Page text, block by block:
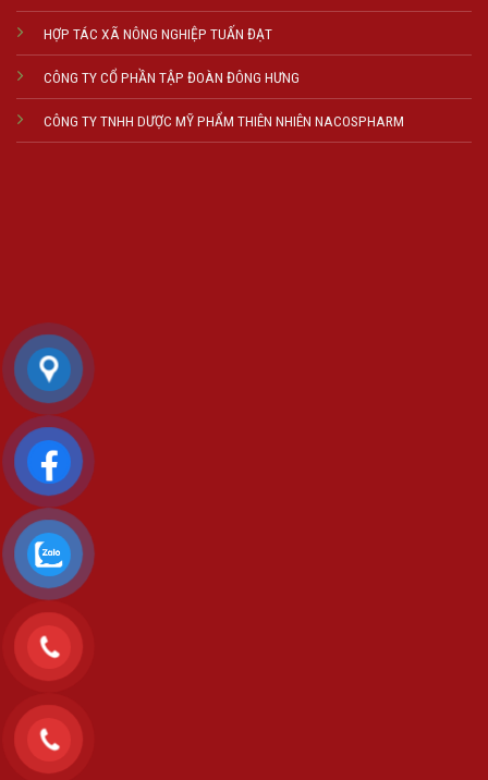
HỢP TÁC XÃ NÔNG NGHIỆP TUẤN ĐẠT
CÔNG TY CỔ PHẦN TẬP ĐOÀN ĐÔNG HƯNG
CÔNG TY TNHH DƯỢC MỸ PHẨM THIÊN NHIÊN NACOSPHARM